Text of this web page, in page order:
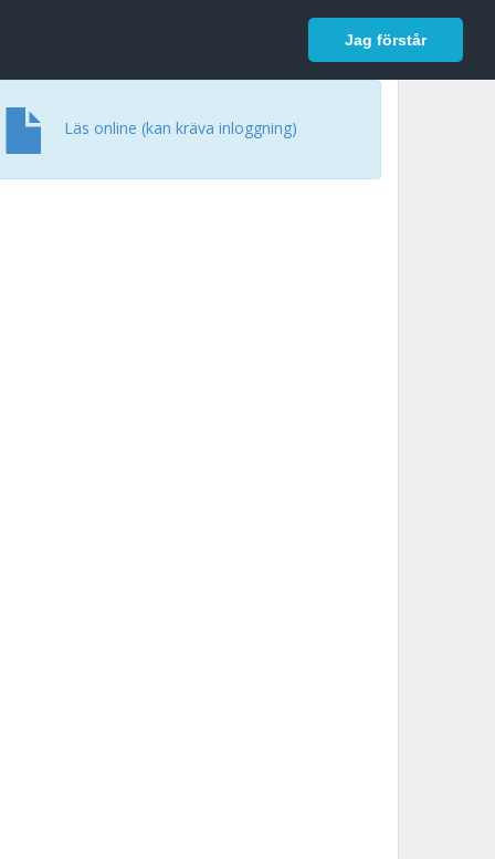
Jag förstår
Logga in
Läs online (kan kräva inloggning)